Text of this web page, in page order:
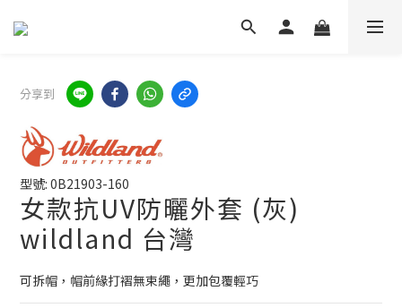
分享到
型號: 0B21903-160
女款抗UV防曬外套 (灰)
wildland 台灣
可拆帽，帽前緣打褶無束繩，更加包覆輕巧